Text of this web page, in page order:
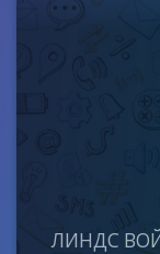
ЛИНДС